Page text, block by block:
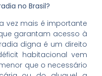
no Brasil?
vez mais é importante
garantam acesso à
digna é um direito
habitacional vem
que o necessário